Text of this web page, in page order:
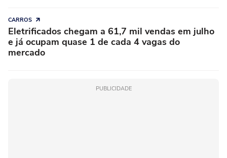
CARROS
Eletrificados chegam a 61,7 mil vendas em julho
e já ocupam quase 1 de cada 4 vagas do
mercado
PUBLICIDADE